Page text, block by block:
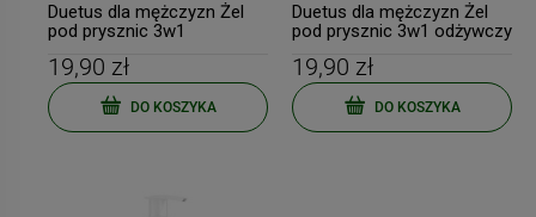
Duetus dla mężczyzn Żel
pod prysznic 3w1
19,90 zł
DO KOSZYKA
Duetus dla mężczyzn Żel
pod prysznic 3w1 odżywczy
19,90 zł
DO KOSZYKA